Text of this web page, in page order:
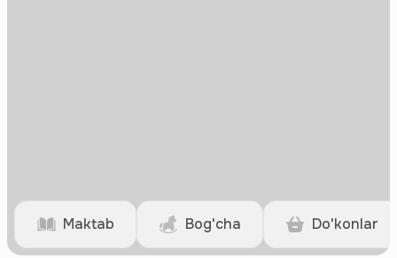
Maktab Bog'cha Do'konlar